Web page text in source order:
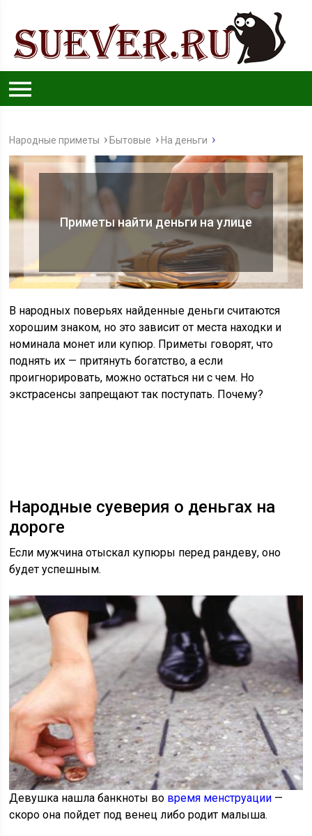
Народные приметы Бытовые На деньги
Приметы найти деньги на улице
В народных поверьях найденные деньги считаются
хорошим знаком, но это зависит от места находки и
номинала монет или купюр. Приметы говорят, что
поднять их — притянуть богатство, а если
проигнорировать, можно остаться ни с чем. Но
экстрасенсы запрещают так поступать. Почему?
Народные суеверия о деньгах на
дороге
Если мужчина отыскал купюры перед рандеву, оно
будет успешным.
Девушка нашла банкноты во время менструации —
скоро она пойдет под венец либо родит малыша.